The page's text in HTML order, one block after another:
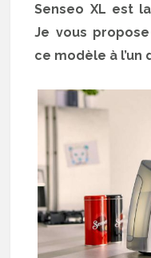
Senseo XL est
Je vous
ce modèle à l’un